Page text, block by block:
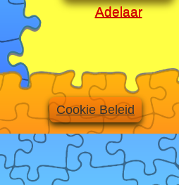
Adelaar
Cookie Beleid